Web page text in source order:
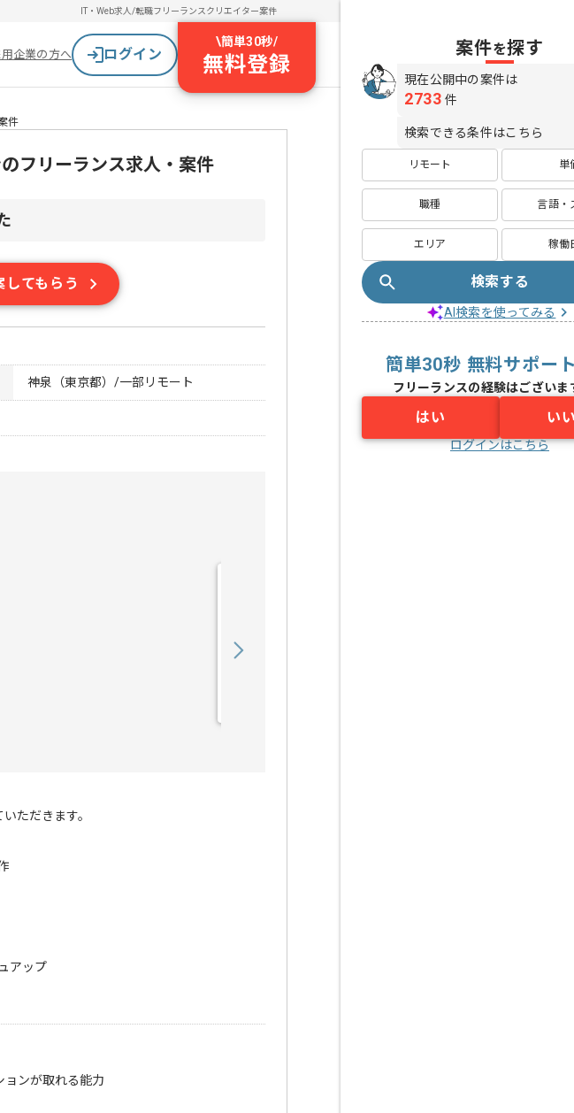
IT・Web求人/転職フリーランスクリエイター案件
企業の方へ ログイン
\簡単30秒/
無料登録
件
フリーランス求人・案件
てもらう
神泉（東京都）/一部リモート
ただきます。
アップ
ョンが取れる能力
案件を探す
現在公開中の案件は
2733 件
検索できる条件はこちら
リモート 単
職種 言語・
エリア 稼働
検索する
AI検索を使ってみる
簡単30秒 無料サポー
フリーランスの経験はございま
はい い
ログインはこちら